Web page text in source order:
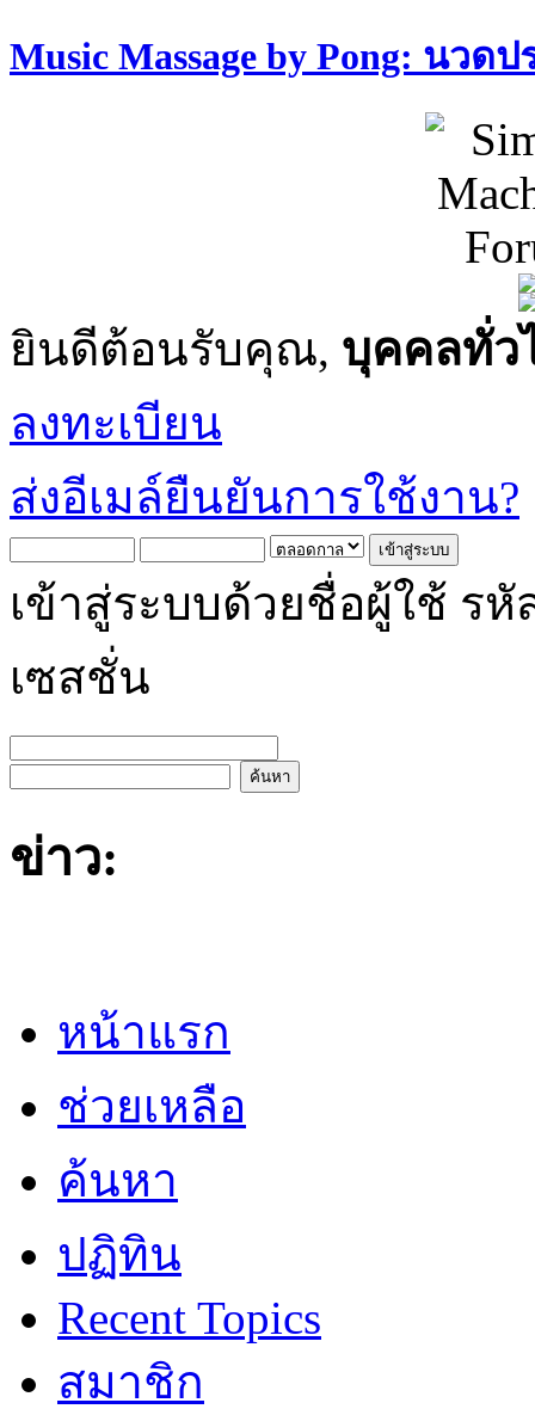
Music Massage by Pong: นวด
ยินดีต้อนรับคุณ, บุคคลทั่ว
ลงทะเบียน
ส่งอีเมล์ยืนยันการใช้งาน?
เข้าสู่ระบบด้วยชื่อผู้ใช้ รหั
เซสชั่น
ข่าว:
หน้าแรก
ช่วยเหลือ
ค้นหา
ปฏิทิน
Recent Topics
สมาชิก